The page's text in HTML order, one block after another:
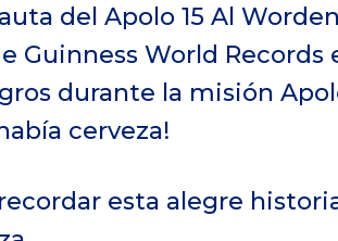
del Apolo 15 Al
Guinness World
durante la misión
cerveza!
esta alegre